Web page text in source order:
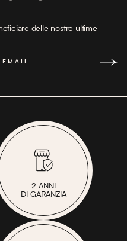
delle nostre ultime
2 ANNI
DI GARANZIA